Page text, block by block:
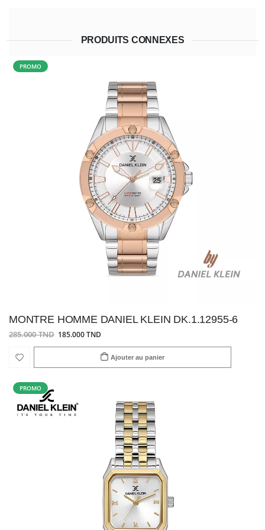
PRODUITS CONNEXES
PROMO
MONTRE HOMME DANIEL KLEIN DK.1.12955-6
285.000 TND 185.000 TND
Ajouter au panier
PROMO